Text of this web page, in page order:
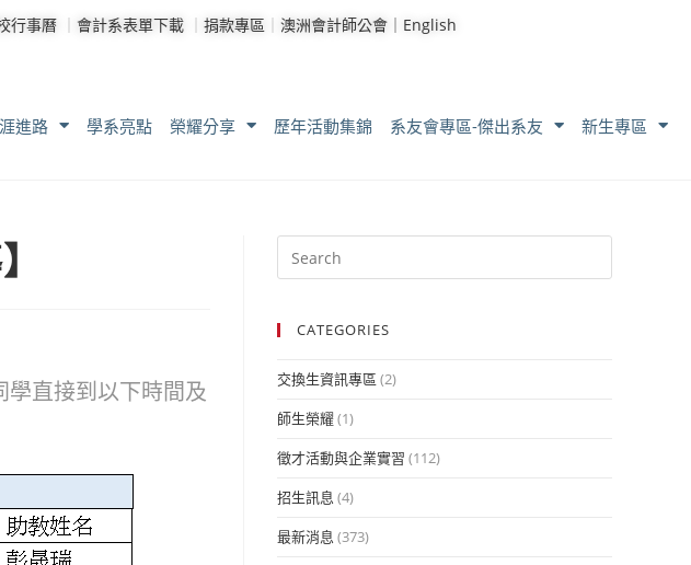
行事曆 ｜ 會計系表單下載 ｜ 捐款專區 ｜ 澳洲會計師公會｜ English
進路 學系亮點 榮耀分享 歷年活動集錦 系友會專區-傑出系友 新生專區
直接到以下時間及
CATEGORIES
交換生資訊專區 (2)
師生榮耀(1)
徵才活動與企業實習 (112)
招生訊息 (4)
最新消息 (373)